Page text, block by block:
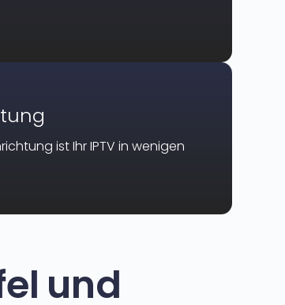
ist Ihr IPTV in wenigen
und